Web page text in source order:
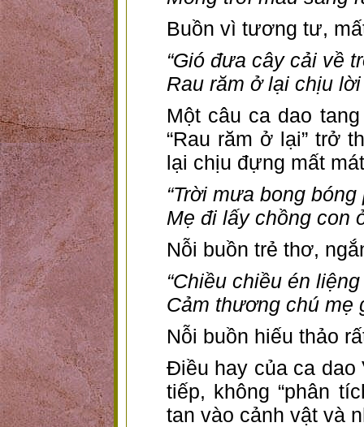
Buồn vì tương tư,
“Gió đưa cây cải về
Rau răm ở lại chịu lời
Một câu ca dao
“Rau răm ở lại” trở
lại chịu đựng mất
“Trời mưa bong
Mẹ đi lấy chồng con
Nỗi buồn trẻ thơ,
“Chiều chiều én
Cảm thương chú mẹ
Nỗi buồn hiếu thảo
Điều hay của ca
tiếp, không “phân
tan vào cảnh vật và